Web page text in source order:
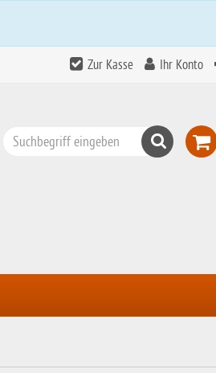
Zur Kasse Ihr Konto
Suchen